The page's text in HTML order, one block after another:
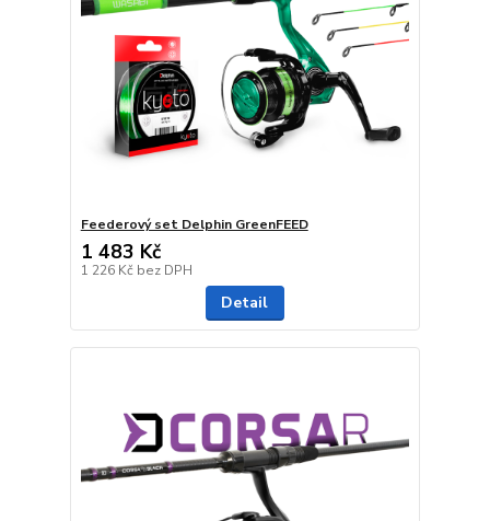
Feederový set Delphin GreenFEED
1 483 Kč
1 226 Kč bez DPH
Detail